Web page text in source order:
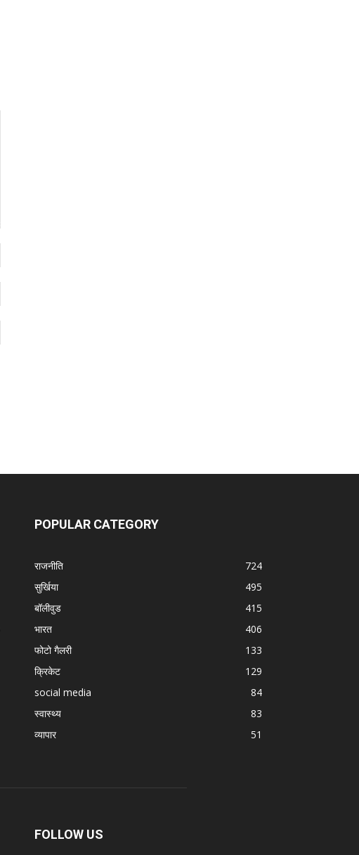
POPULAR CATEGORY
राजनीति
724
सुर्खिया
495
बॉलीवुड
415
भारत
406
फोटो गैलरी
133
क्रिकेट
129
social media
84
स्वास्थ्य
83
व्यापार
51
FOLLOW US